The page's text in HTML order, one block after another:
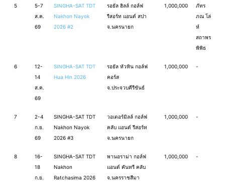
5
5-7
ส.ค.
69
SINGHA-SAT TDT
Nakhon Nayok
2026 #2
รอยัล ฮิลล์ กอล์ฟ
รีสอร์ท แอนด์ สปา
จ.นครนายก
1,000,000
ภัทร
ภณ โล่
ห์
สถาพร
พิพิธ
6
12-
14
ส.ค.
69
SINGHA-SAT TDT
Hua Hin 2026
รอยัล หัวหิน กอล์ฟ
คอร์ส
จ.ประจวบคีรีขันธ์
1,000,000 -
7
2-4
ก.ย.
69
SINGHA-SAT TDT
Nakhon Nayok
2026 #3
วอเตอร์มิลล์ กอล์ฟ
คลับ แอนด์ รีสอร์ท
จ.นครนายก
1,000,000 -
8
16-
18
ก.ย.
SINGHA-SAT TDT
Nakhon
Ratchasima 2026
พานอราม่า กอล์ฟ
แอนด์ คันทรี คลับ
จ.นครราชสีมา
1,000,000 -